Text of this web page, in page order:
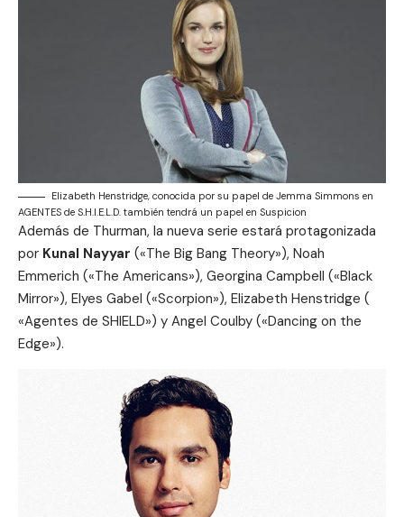
Elizabeth Henstridge, conocida por su papel de Jemma Simmons en
AGENTES de S.H.I.E.L.D. también tendrá un papel en Suspicion
Además de Thurman, la nueva serie estará protagonizada
por Kunal Nayyar («The Big Bang Theory»), Noah
Emmerich («The Americans»), Georgina Campbell («Black
Mirror»), Elyes Gabel («Scorpion»), Elizabeth Henstridge (
«Agentes de SHIELD») y Angel Coulby («Dancing on the
Edge»).